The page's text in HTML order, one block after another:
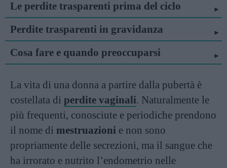
Le perdite trasparenti prima del ciclo
Perdite trasparenti in gravidanza
Cosa fare e quando preoccuparsi
La vita di una donna a partire dalla pubertà è
costellata di perdite vaginali. Naturalmente le
più frequenti, conosciute e periodiche prendono
il nome di mestruazioni e non sono
propriamente delle secrezioni, ma il sangue che
ha irrorato e nutrito l’endometrio nelle